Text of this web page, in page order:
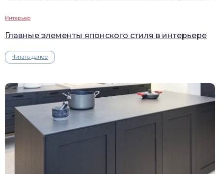
Интерьер
Главные элементы японского стиля в интерьере
Читать далее